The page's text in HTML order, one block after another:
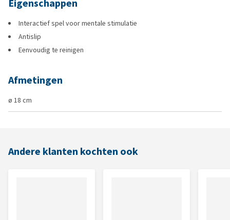
Eigenschappen
Interactief spel voor mentale stimulatie
Antislip
Eenvoudig te reinigen
Afmetingen
ø 18 cm
Andere klanten kochten ook